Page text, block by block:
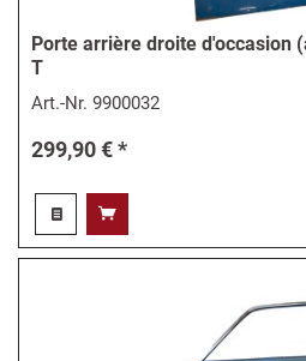
Porte arrière droite d'occasion
T
Art.-Nr.9900032
299,90 € *